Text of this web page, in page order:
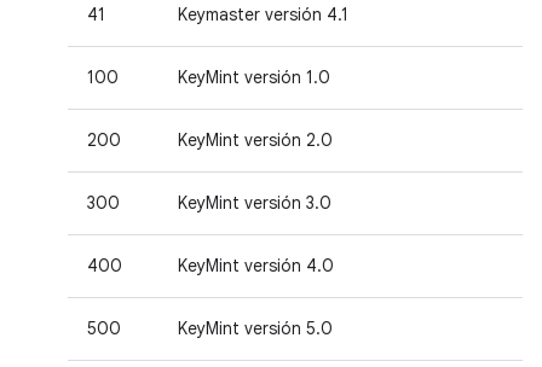
41 Keymaster versión 4.1
100 KeyMint versión 1.0
200 KeyMint versión 2.0
300 KeyMint versión 3.0
400 KeyMint versión 4.0
500 KeyMint versión 5.0